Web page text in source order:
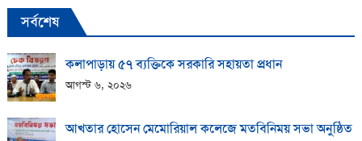
সর্বশেষ
কলাপাড়ায় ​৫৭ ব্যক্তিকে সরকারি সহায়তা প্রধান
আগস্ট ৬, ২০২৬
আখতার হোসেন মেমোরিয়াল কলেজে মতবিনিময় সভা অনুষ্ঠিত